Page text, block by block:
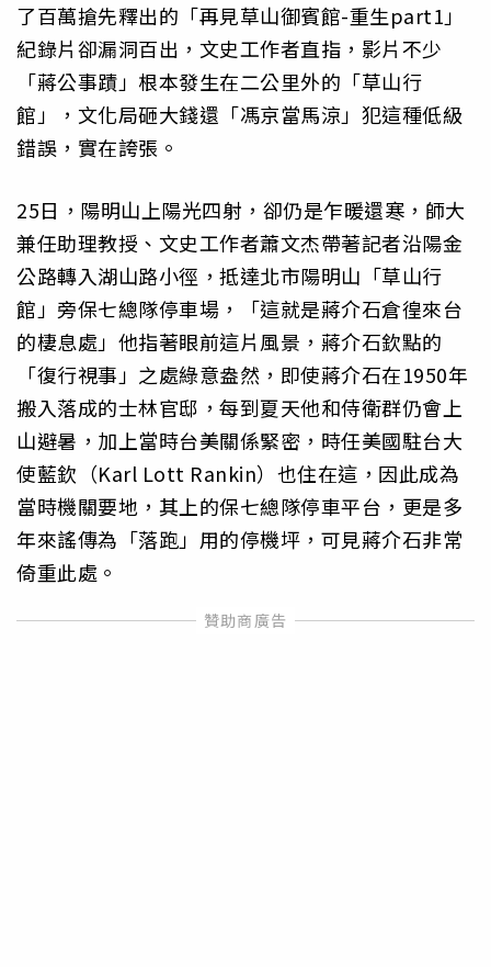
了百萬搶先釋出的「再見草山御賓館-重生part1」
紀錄片卻漏洞百出，文史工作者直指，影片不少
「蔣公事蹟」根本發生在二公里外的「草山行
館」，文化局砸大錢還「馮京當馬涼」犯這種低級
錯誤，實在誇張。
25日，陽明山上陽光四射，卻仍是乍暖還寒，師大
兼任助理教授、文史工作者蕭文杰帶著記者沿陽金
公路轉入湖山路小徑，抵達北市陽明山「草山行
館」旁保七總隊停車場，「這就是蔣介石倉徨來台
的棲息處」他指著眼前這片風景，蔣介石欽點的
「復行視事」之處綠意盎然，即使蔣介石在1950年
搬入落成的士林官邸，每到夏天他和侍衛群仍會上
山避暑，加上當時台美關係緊密，時任美國駐台大
使藍欽（Karl Lott Rankin）也住在這，因此成為
當時機關要地，其上的保七總隊停車平台，更是多
年來謠傳為「落跑」用的停機坪，可見蔣介石非常
倚重此處。